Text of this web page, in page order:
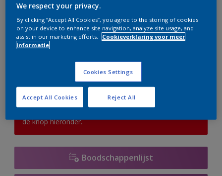
1 L 2,5 L
Aantal
Bereken
Op dit moment is het niet mogelijk dit product online
de knop hieronder.
Boodschappenlijst
We respect your privacy.
By clicking “Accept All Cookies”, you agree to the storing of cookies
on your device to enhance site navigation, analyze site usage, and
assist in our marketing efforts.
Cookieverklaring voor meer
informatie
Cookies Settings
Reject All
Accept All Cookies